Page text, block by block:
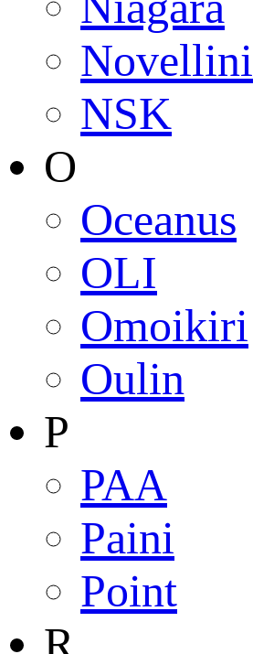
Novellini
NSK
O
Oceanus
OLI
Omoikiri
Oulin
P
PAA
Paini
Point